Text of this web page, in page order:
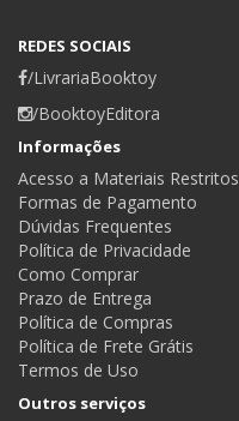
REDES SOCIAIS
/LivrariaBooktoy
/BooktoyEditora
Informações
Acesso a Materiais Restritos
Formas de Pagamento
Dúvidas Frequentes
Política de Privacidade
Como Comprar
Prazo de Entrega
Política de Compras
Política de Frete Grátis
Termos de Uso
Outros serviços